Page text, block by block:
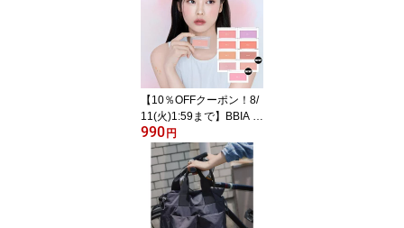
【10％OFFクーポン！8/
11(火)1:59まで】BBIA レ
ディトゥーウェアダウニ
ーチーク ポイントメイク
990 円